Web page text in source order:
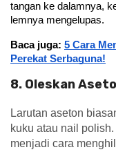
tangan ke dalamnya,
lemnya mengelupas.
Baca juga: 5 Cara
Perekat Serbaguna!
8. Oleskan
Larutan aseton
kuku atau nail polish
menjadi cara